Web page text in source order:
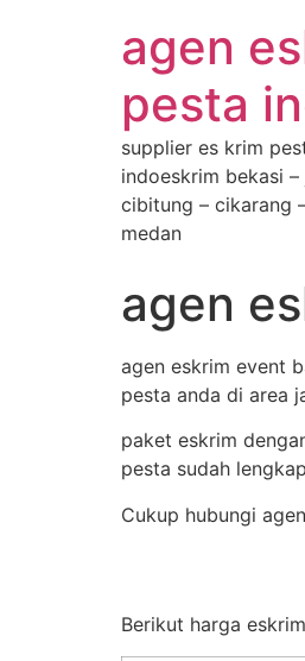
agen
pesta
supplier es krim
indoeskrim bekasi
cibitung – cikarang
medan
agen
agen eskrim event
pesta anda di area
paket eskrim
pesta sudah
Cukup hubungi
Berikut harga